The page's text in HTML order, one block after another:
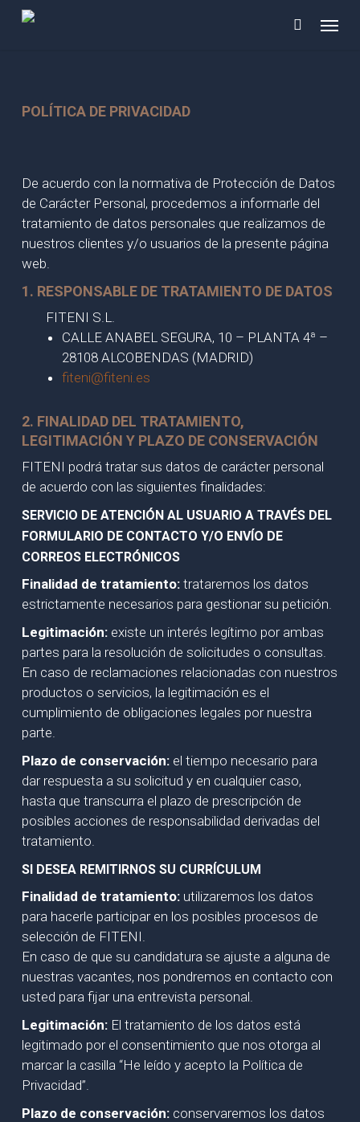
Skip
POLÍTICA DE PRIVACIDAD
De acuerdo con la normativa de Protección de Datos
de Carácter Personal, procedemos a informarle del
tratamiento de datos personales que realizamos de
nuestros clientes y/o usuarios de la presente página
web.
1. RESPONSABLE DE TRATAMIENTO DE DATOS
FITENI S.L.
CALLE ANABEL SEGURA, 10 – PLANTA 4ª –
28108 ALCOBENDAS (MADRID)
fiteni@fiteni.es
2. FINALIDAD DEL TRATAMIENTO,
LEGITIMACIÓN Y PLAZO DE CONSERVACIÓN
FITENI podrá tratar sus datos de carácter personal
de acuerdo con las siguientes finalidades:
SERVICIO DE ATENCIÓN AL USUARIO A TRAVÉS DEL
FORMULARIO DE CONTACTO Y/O ENVÍO DE
CORREOS ELECTRÓNICOS
Finalidad de tratamiento: trataremos los datos
estrictamente necesarios para gestionar su petición.
Legitimación: existe un interés legítimo por ambas
partes para la resolución de solicitudes o consultas.
En caso de reclamaciones relacionadas con nuestros
productos o servicios, la legitimación es el
cumplimiento de obligaciones legales por nuestra
parte.
Plazo de conservación: el tiempo necesario para
dar respuesta a su solicitud y en cualquier caso,
hasta que transcurra el plazo de prescripción de
posibles acciones de responsabilidad derivadas del
tratamiento.
SI DESEA REMITIRNOS SU CURRÍCULUM
Finalidad de tratamiento: utilizaremos los datos
para hacerle participar en los posibles procesos de
selección de FITENI.
En caso de que su candidatura se ajuste a alguna de
nuestras vacantes, nos pondremos en contacto con
usted para fijar una entrevista personal.
Legitimación: El tratamiento de los datos está
legitimado por el consentimiento que nos otorga al
marcar la casilla “He leído y acepto la Política de
Privacidad”.
Plazo de conservación: conservaremos los datos